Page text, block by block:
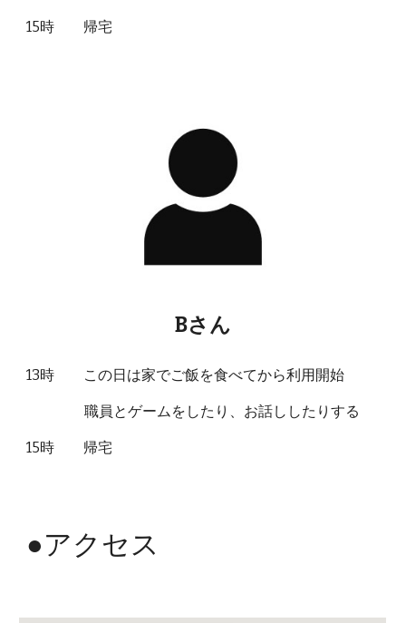
15時 帰宅
Bさん
13時 この日は家でご飯を食べてから利用開始
職員とゲームをしたり、お話ししたりする
15時 帰宅
●アクセス